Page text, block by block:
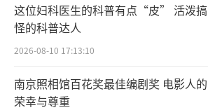
这位妇科医生的科普有点“皮” 活泼搞
怪的科普达人
2026-08-10 17:13:10
南京照相馆百花奖最佳编剧奖 电影人的
荣幸与尊重